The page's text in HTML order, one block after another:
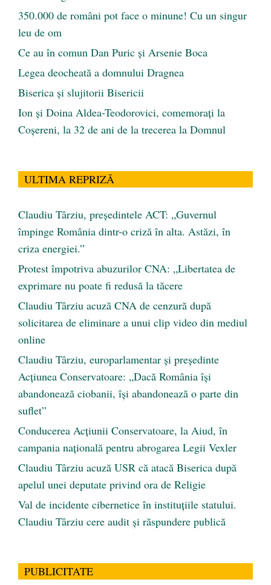
350.000 de români pot face o minune! Cu un singur
leu de om
Ce au în comun Dan Puric şi Arsenie Boca
Legea deocheată a domnului Dragnea
Biserica și slujitorii Bisericii
Ion și Doina Aldea-Teodorovici, comemorați la
Coșereni, la 32 de ani de la trecerea la Domnul
ULTIMA REPRIZĂ
Claudiu Târziu, președintele ACT: „Guvernul
împinge România dintr-o criză în alta. Astăzi, în
criza energiei.”
Protest împotriva abuzurilor CNA: „Libertatea de
exprimare nu poate fi redusă la tăcere
Claudiu Târziu acuză CNA de cenzură după
solicitarea de eliminare a unui clip video din mediul
online
Claudiu Târziu, europarlamentar și președinte
Acțiunea Conservatoare: „Dacă România își
abandonează ciobanii, își abandonează o parte din
suflet”
Conducerea Acțiunii Conservatoare, la Aiud, în
campania națională pentru abrogarea Legii Vexler
Claudiu Târziu acuză USR că atacă Biserica după
apelul unei deputate privind ora de Religie
Val de incidente cibernetice în instituțiile statului.
Claudiu Târziu cere audit și răspundere publică
PUBLICITATE